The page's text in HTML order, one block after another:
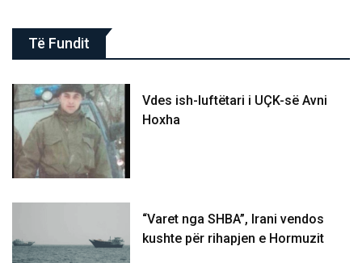
Të Fundit
Vdes ish-luftëtari i UÇK-së Avni
Hoxha
“Varet nga SHBA”, Irani vendos
kushte për rihapjen e Hormuzit